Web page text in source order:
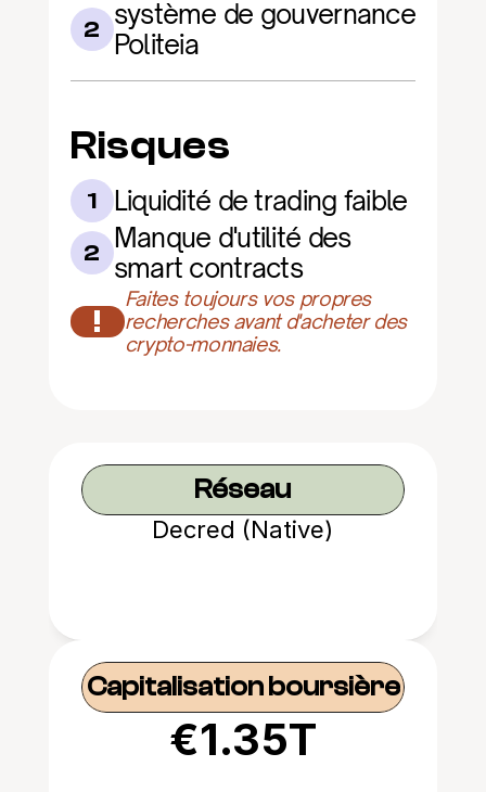
2 système de gouvernance
Politeia
Risques
1 Liquidité de trading faible
2 Manque d'utilité des
smart contracts
!
Faites toujours vos propres
recherches avant d'acheter des
crypto-monnaies.
Réseau
Decred (Native)
Capitalisation boursière
€1.35T